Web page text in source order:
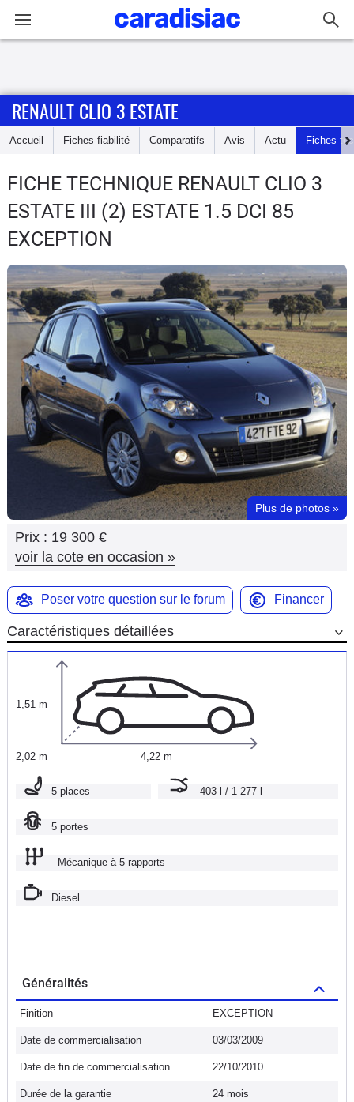
Accueil
Essais
Guide
d'achat
Electriques
Utilitaires
Flottes
Auto
Services
Marques
RENAULT CLIO 3 ESTATE
Accueil Fiches fiabilité Comparatifs Avis Actu Fiches
FICHE TECHNIQUE RENAULT CLIO 3
ESTATE III (2) ESTATE 1.5 DCI 85
EXCEPTION
Plus de photos »
Prix : 19 300 €
voir la cote en occasion »
Poser votre question sur le forum Financer
Caractéristiques détaillées
1,51 m
2,02 m 4,22 m
5 places 403 l / 1 277 l
5 portes
Mécanique à 5 rapports
Diesel
Généralités
Finition EXCEPTION
Date de commercialisation 03/03/2009
Date de fin de commercialisation 22/10/2010
Durée de la garantie 24 mois